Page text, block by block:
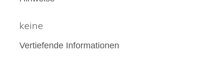
keine
Vertiefende Informationen